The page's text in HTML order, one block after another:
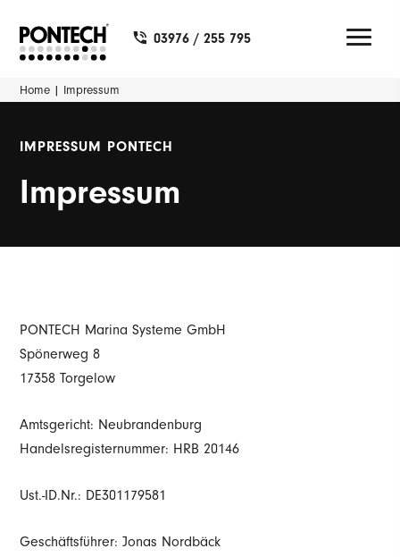
03976 / 255 795
Home | Impressum
IMPRESSUM PONTECH
Impressum
PONTECH Marina Systeme GmbH
Spönerweg 8
17358 Torgelow
Amtsgericht: Neubrandenburg
Handelsregisternummer: HRB 20146
Ust.-ID.Nr.: DE301179581
Geschäftsführer:Jonas Nordbäck